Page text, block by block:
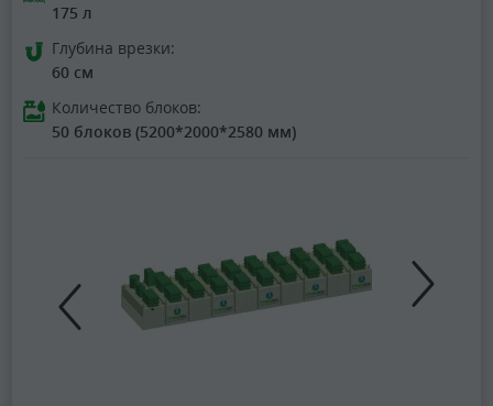
175 л
Глубина врезки:
60 см
Количество блоков:
50 блоков (5200*2000*2580 мм)